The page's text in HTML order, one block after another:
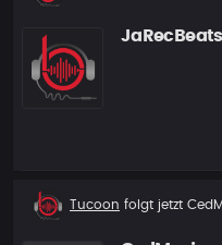
JaRecBeats
Neuer
Tucoon folgt jetzt